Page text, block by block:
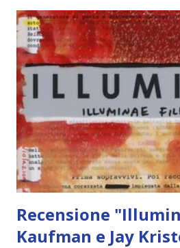
Mondadori (Oscar Fantastica) Anno:
Comprarlo a 17,00€ Destinata a
Corvere ha solo dieci anni quando
lezione sulla morte. Sei anni dopo,
le ombre si avvia a mantenere la
giorno in cui ha perso tutto. Ma le
sconfiggere nemici così potenti
costretta a trasformarsi in un'arma
mettersi alla prova tra i nemici - e
Recensione
Kaufman e Jay